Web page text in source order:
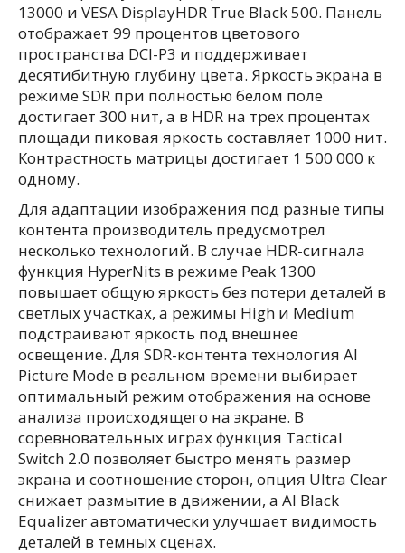
13000 и VESA DisplayHDR True Black 500. Панель
отображает 99 процентов цветового
пространства DCI-P3 и поддерживает
десятибитную глубину цвета. Яркость экрана в
режиме SDR при полностью белом поле
достигает 300 нит, а в HDR на трех процентах
площади пиковая яркость составляет 1000 нит.
Контрастность матрицы достигает 1 500 000 к
одному.
Для адаптации изображения под разные типы
контента производитель предусмотрел
несколько технологий. В случае HDR-сигнала
функция HyperNits в режиме Peak 1300
повышает общую яркость без потери деталей в
светлых участках, а режимы High и Medium
подстраивают яркость под внешнее
освещение. Для SDR-контента технология AI
Picture Mode в реальном времени выбирает
оптимальный режим отображения на основе
анализа происходящего на экране. В
соревновательных играх функция Tactical
Switch 2.0 позволяет быстро менять размер
экрана и соотношение сторон, опция Ultra Clear
снижает размытие в движении, а AI Black
Equalizer автоматически улучшает видимость
деталей в темных сценах.